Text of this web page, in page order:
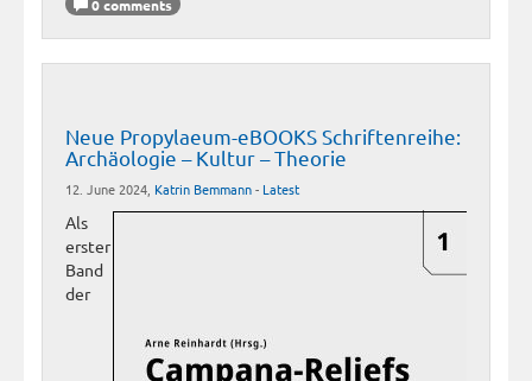
0 comments
Neue Propylaeum-eBOOKS Schriftenreihe:
Archäologie – Kultur – Theorie
12. June 2024, Katrin Bemmann- Latest
Als
erster
Band
der